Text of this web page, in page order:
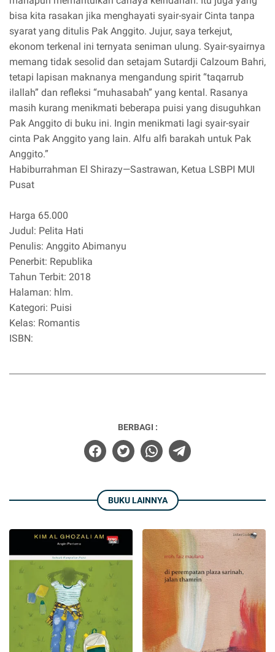
bisa kita rasakan jika menghayati syair-syair Cinta tanpa
syarat yang ditulis Pak Anggito. Jujur, saya terkejut,
ekonom terkenal ini ternyata seniman ulung. Syair-syairnya
memang tidak sesolid dan setajam Sutardji Calzoum Bahri,
tetapi lapisan maknanya mengandung spirit “taqarrub
ilallah” dan refleksi “muhasabah” yang kental. Rasanya
masih kurang menikmati beberapa puisi yang disuguhkan
Pak Anggito di buku ini. Ingin menikmati lagi syair-syair
cinta Pak Anggito yang lain. Alfu alfi barakah untuk Pak
Anggito.”
Habiburrahman El Shirazy—Sastrawan, Ketua LSBPI MUI
Pusat
Harga 65.000
Judul: Pelita Hati
Penulis: Anggito Abimanyu
Penerbit: Republika
Tahun Terbit: 2018
Halaman: hlm.
Kategori: Puisi
Kelas: Romantis
ISBN:
BERBAGI :
BUKU LAINNYA